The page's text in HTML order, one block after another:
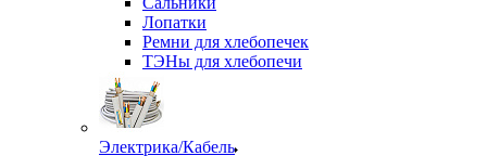
Лопатки
Ремни для хлебопечек
ТЭНы для хлебопечи
Электрика/Кабель